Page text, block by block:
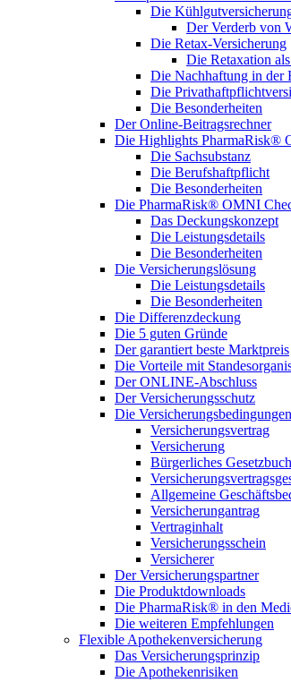
Die
Der Verderb von
Die Retax-Versicherung
Die Retaxation
Die Nachhaftung in der
Die
Die Besonderheiten
Der Online-Beitragsrechner
Die Highlights PharmaRisk®
Die Sachsubstanz
Die Berufshaftpflicht
Die Besonderheiten
Die PharmaRisk® OMNI
Das Deckungskonzept
Die Leistungsdetails
Die Besonderheiten
Die Versicherungslösung
Die Leistungsdetails
Die Besonderheiten
Die Differenzdeckung
Die 5 guten Gründe
Der garantiert beste Marktpreis
Die Vorteile mit
Der ONLINE-Abschluss
Der Versicherungsschutz
Die Versicherungsbedingungen
Versicherungsvertrag
Versicherung
Bürgerliches Gesetzbuch
Allgemeine
Versicherungantrag
Vertraginhalt
Versicherungsschein
Versicherer
Der Versicherungspartner
Die Produktdownloads
Die PharmaRisk® in den
Die weiteren Empfehlungen
Flexible Apothekenversicherung
Das Versicherungsprinzip
Die Apothekenrisiken